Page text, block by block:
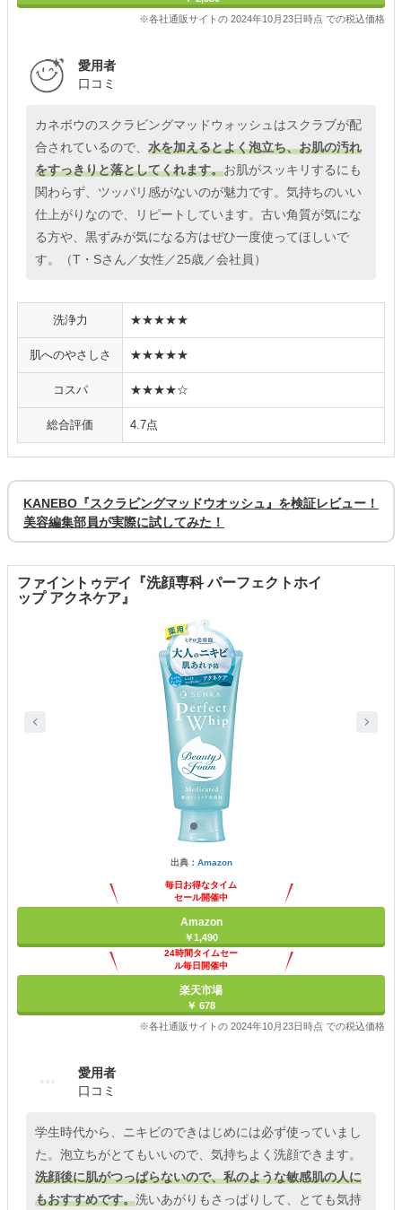
※各社通販サイトの 2024年10月23日時点 での税込価格
愛用者
口コミ
カネボウのスクラビングマッドウォッシュはスクラブが配
合されているので、 水を加えるとよく泡立ち、お肌の汚れ
をすっきりと落としてくれます。お肌がスッキリするにも
関わらず、ツッパリ感がないのが魅力です。気持ちのいい
仕上がりなので、リピートしています。古い角質が気にな
る方や、黒ずみが気になる方はぜひ一度使ってほしいで
す。（T・Sさん／女性／25歳／会社員）
洗浄力 ★★★★★
肌へのやさしさ ★★★★★
コスパ ★★★★☆
総合評価 4.7点
KANEBO『スクラビングマッドウオッシュ』を検証レビュー！
美容編集部員が実際に試してみた！
ファイントゥデイ『洗顔専科 パーフェクトホイ
ップ アクネケア』
出典： Amazon
毎日お得なタイム
セール開催中
Amazon
￥1,490
24時間タイムセー
ル毎日開催中
楽天市場
￥ 678
※各社通販サイトの 2024年10月23日時点 での税込価格
愛用者
口コミ
学生時代から、ニキビのできはじめには必ず使っていまし
た。泡立ちがとてもいいので、気持ちよく洗顔できます。
洗顔後に肌がつっぱらないので、私のような敏感肌の人に
もおすすめです。洗いあがりもさっぱりして、とても気持